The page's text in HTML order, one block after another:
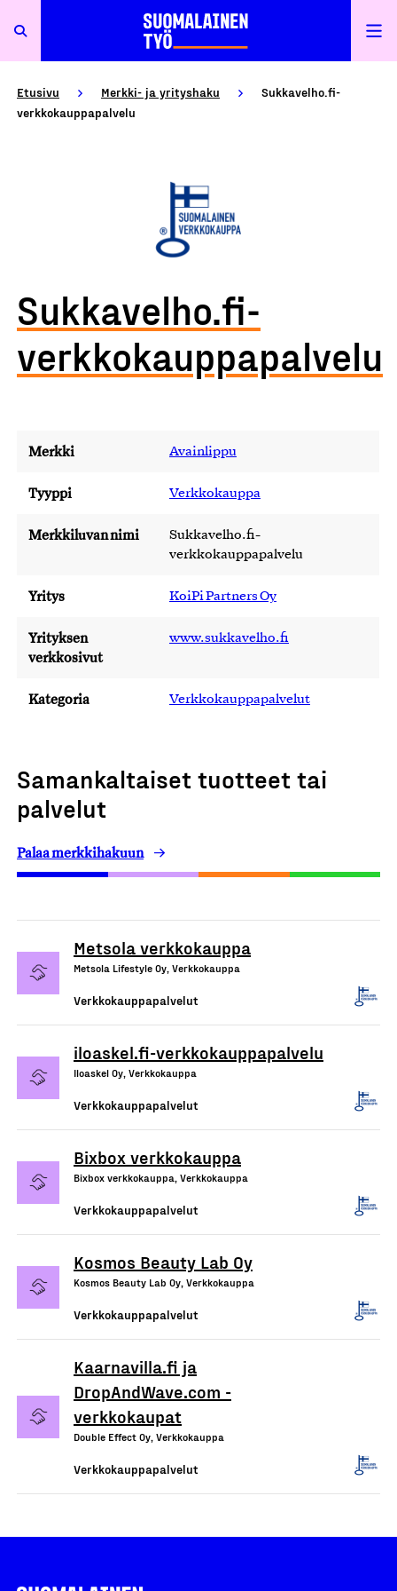
Etusivu Merkki- ja yrityshaku
Sukkavelho.fi-
verkkokauppapalvelu
Sukkavelho.fi-
verkkokauppapalvelu
Merkki Avainlippu
Tyyppi Verkkokauppa
Merkkiluvan nimi
Sukkavelho.fi-
verkkokauppapalvelu
Yritys KoiPi Partners Oy
Yrityksen
verkkosivut
www.sukkavelho.fi
Kategoria Verkkokauppapalvelut
Samankaltaiset tuotteet tai
palvelut
Palaa merkkihakuun
Metsola verkkokauppa
Metsola Lifestyle Oy, Verkkokauppa
Verkkokauppapalvelut
iloaskel.fi-verkkokauppapalvelu
Iloaskel Oy, Verkkokauppa
Verkkokauppapalvelut
Bixbox verkkokauppa
Bixbox verkkokauppa, Verkkokauppa
Verkkokauppapalvelut
Kosmos Beauty Lab Oy
Kosmos Beauty Lab Oy, Verkkokauppa
Verkkokauppapalvelut
Kaarnavilla.fi ja
DropAndWave.com -
verkkokaupat
Double Effect Oy, Verkkokauppa
Verkkokauppapalvelut